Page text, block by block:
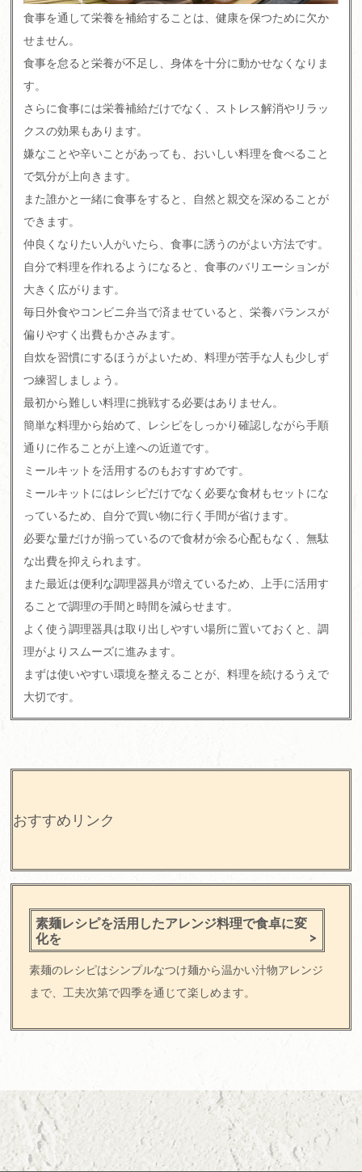
食事を通して栄養を補給することは、健康を保つために欠か
せません。
食事を怠ると栄養が不足し、身体を十分に動かせなくなりま
す。
さらに食事には栄養補給だけでなく、ストレス解消やリラッ
クスの効果もあります。
嫌なことや辛いことがあっても、おいしい料理を食べること
で気分が上向きます。
また誰かと一緒に食事をすると、自然と親交を深めることが
できます。
仲良くなりたい人がいたら、食事に誘うのがよい方法です。
自分で料理を作れるようになると、食事のバリエーションが
大きく広がります。
毎日外食やコンビニ弁当で済ませていると、栄養バランスが
偏りやすく出費もかさみます。
自炊を習慣にするほうがよいため、料理が苦手な人も少しず
つ練習しましょう。
最初から難しい料理に挑戦する必要はありません。
簡単な料理から始めて、レシピをしっかり確認しながら手順
通りに作ることが上達への近道です。
ミールキットを活用するのもおすすめです。
ミールキットにはレシピだけでなく必要な食材もセットにな
っているため、自分で買い物に行く手間が省けます。
必要な量だけが揃っているので食材が余る心配もなく、無駄
な出費を抑えられます。
また最近は便利な調理器具が増えているため、上手に活用す
ることで調理の手間と時間を減らせます。
よく使う調理器具は取り出しやすい場所に置いておくと、調
理がよりスムーズに進みます。
まずは使いやすい環境を整えることが、料理を続けるうえで
大切です。
おすすめリンク
素麺レシピを活用したアレンジ料理で食卓に変
化を
素麺のレシピはシンプルなつけ麺から温かい汁物アレンジ
まで、工夫次第で四季を通じて楽しめます。